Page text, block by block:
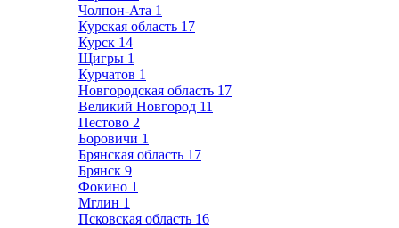
Чолпон-Ата 1
Курская область 17
Курск 14
Щигры 1
Курчатов 1
Новгородская область 17
Великий Новгород 11
Пестово 2
Боровичи 1
Брянская область 17
Брянск 9
Фокино 1
Мглин 1
Псковская область 16